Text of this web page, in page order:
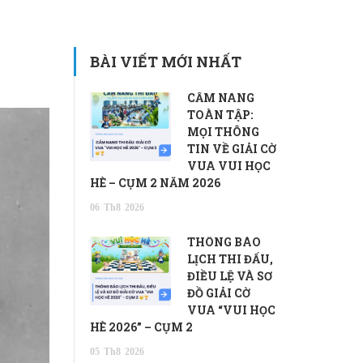
BÀI VIẾT MỚI NHẤT
CẨM NANG
TOÀN TẬP:
MỌI THÔNG
TIN VỀ GIẢI CỜ
VUA VUI HỌC
HÈ – CỤM 2 NĂM 2026
06 Th8 2026
THÔNG BÁO
LỊCH THI ĐẤU,
ĐIỀU LỆ VÀ SƠ
ĐỒ GIẢI CỜ
VUA “VUI HỌC
HÈ 2026” – CỤM 2
05 Th8 2026